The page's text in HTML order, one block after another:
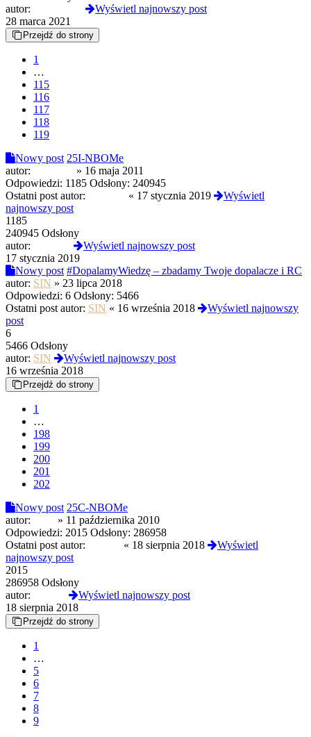
autor:
Wyświetl najnowszy post
28 marca 2021
Przejdź do strony
1
…
115
116
117
118
119
Nowy post 25I-NBOMe
autor:
» 16 maja 2011
Odpowiedzi: 1185 Odsłony: 240945
Ostatni post autor:
« 17 stycznia 2019
Wyświetl
najnowszy post
1185
240945 Odsłony
autor:
Wyświetl najnowszy post
17 stycznia 2019
Nowy post #DopalamyWiedzę – zbadamy Twoje dopalacze i RC
autor: SIN » 23 lipca 2018
Odpowiedzi: 6 Odsłony: 5466
Ostatni post autor: SIN « 16 września 2018
Wyświetl najnowszy
post
6
5466 Odsłony
autor: SIN
Wyświetl najnowszy post
16 września 2018
Przejdź do strony
1
…
198
199
200
201
202
Nowy post 25C-NBOMe
autor:
» 11 października 2010
Odpowiedzi: 2015 Odsłony: 286958
Ostatni post autor:
« 18 sierpnia 2018
Wyświetl
najnowszy post
2015
286958 Odsłony
autor:
Wyświetl najnowszy post
18 sierpnia 2018
Przejdź do strony
1
…
5
6
7
8
9